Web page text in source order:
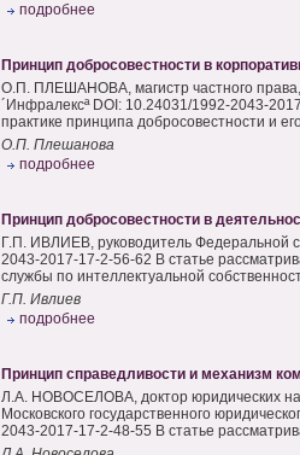
подробнее
Принцип добросовестности в
О.П. ПЛЕШАНОВА, магистр частного
´Инфралексª DOI: 10.24031/1992-2043-
практике принципа добросовестности и
О.П. Плешанова
подробнее
Принцип добросовестности в
Г.П. ИВЛИЕВ, руководитель Федеральной
2043-2017-17-2-56-62 В статье
службы по интеллектуальной
Г.П. Ивлиев
подробнее
Принцип справедливости и механизм
Л.А. НОВОСЕЛОВА, доктор юридических
Московского государственного
2043-2017-17-2-48-55 В статье